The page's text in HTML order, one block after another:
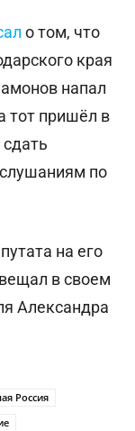
о том, что
края
напал
тот пришёл в
по
на его
в своем
Александра
Россия